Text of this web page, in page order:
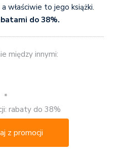
a właściwie to jego książki.
do 38%.
między innymi:
*
rabaty do 38%
z promocji